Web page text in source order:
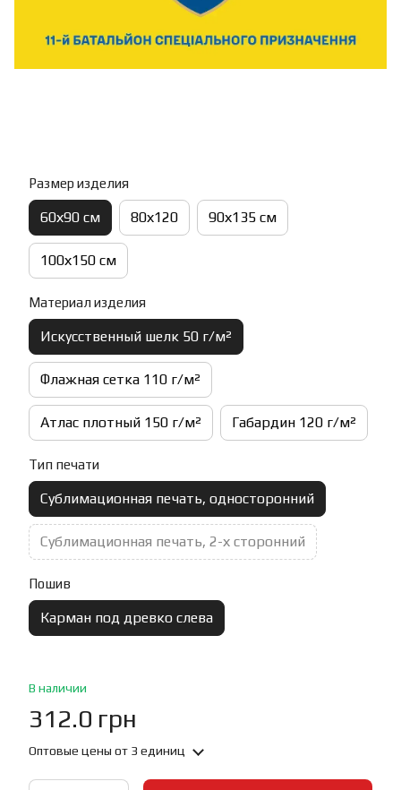
Размер изделия
60х90 см 80х120 90х135 см
100х150 см
Материал изделия
Искусственный шелк 50 г/м²
Флажная сетка 110 г/м²
Атлас плотный 150 г/м² Габардин 120 г/м²
Тип печати
Сублимационная печать, односторонний
Сублимационная печать, 2-х сторонний
Пошив
Карман под древко слева
В наличии
312.0 грн
Оптовые цены от 3 единиц